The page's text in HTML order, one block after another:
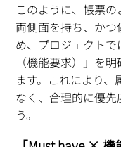
このように、帳票
両側面を持ち、か
め、プロジェクト
（機能要求）」を
ます。これにより
なく、合理的に優
う。